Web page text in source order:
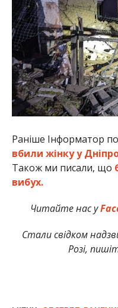
Раніше Інформатор
вбили жінку у
Також ми писали, що
вибух.
Читайте нас у
Стали свідком
Розі,